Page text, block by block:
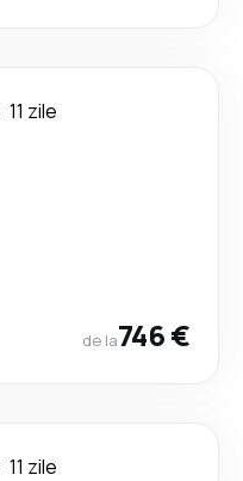
11 zile
de la746 €
11 zile